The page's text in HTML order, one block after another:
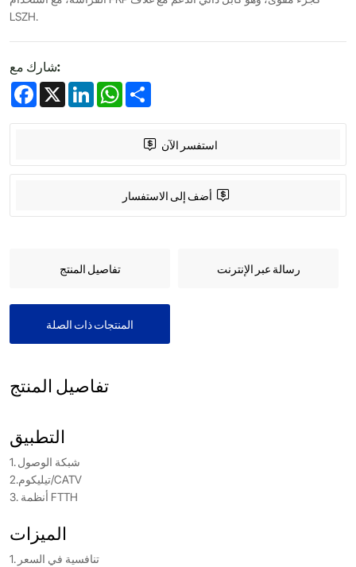
LSZH.
شارك مع:
Facebook
X LinkedInWhatsApp
استفسر الآن
أضف إلى الاستفسار
تفاصيل المنتج رسالة عبر الإنترنت
المنتجات ذات الصلة
تفاصيل المنتج
التطبيق
1. شبكة الوصول
2.تيليكوم/CATV
3. أنظمة FTTH
الميزات
1. تنافسية في السعر